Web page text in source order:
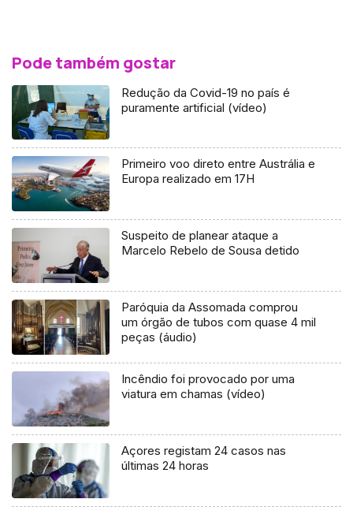
Pode também gostar
Redução da Covid-19 no país é
puramente artificial (vídeo)
Primeiro voo direto entre Austrália e
Europa realizado em 17H
Suspeito de planear ataque a
Marcelo Rebelo de Sousa detido
Paróquia da Assomada comprou
um órgão de tubos com quase 4 mil
peças (áudio)
Incêndio foi provocado por uma
viatura em chamas (vídeo)
Açores registam 24 casos nas
últimas 24 horas